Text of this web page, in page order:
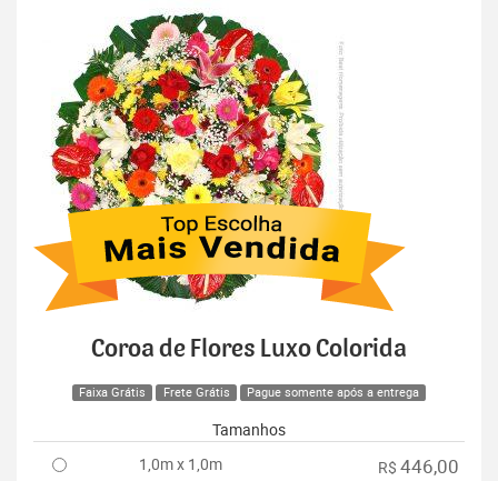
Coroa de Flores Luxo Colorida
Faixa Grátis Frete Grátis Pague somente após a entrega
Tamanhos
1,0m x 1,0m
R$ 446,00